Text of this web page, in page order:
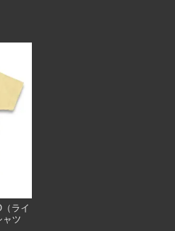
ライ
ャツ